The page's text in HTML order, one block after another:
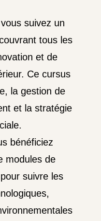
suivez un
tous les
et de
Ce cursus
la gestion de
et la stratégie
bénéficiez
modules de
suivre les